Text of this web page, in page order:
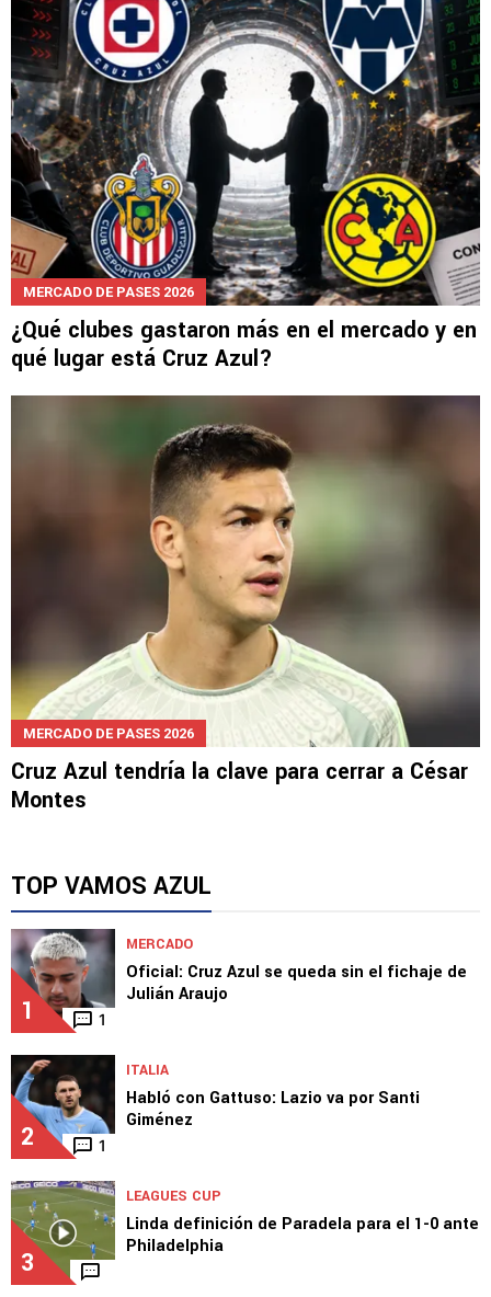
MERCADO DE PASES 2026
¿Qué clubes gastaron más en el mercado y en
qué lugar está Cruz Azul?
MERCADO DE PASES 2026
Cruz Azul tendría la clave para cerrar a César
Montes
TOP VAMOS AZUL
1 1
MERCADO
Oficial: Cruz Azul se queda sin el fichaje de
Julián Araujo
2 1
ITALIA
Habló con Gattuso: Lazio va por Santi
Giménez
3
LEAGUES CUP
Linda definición de Paradela para el 1-0 ante
Philadelphia